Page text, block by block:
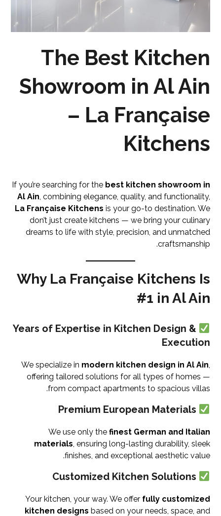
The Best Kitchen
Showroom in Al Ain
– La Française
Kitchens
If you’re searching for the best kitchen showroom in
Al Ain , combining elegance, quality, and functionality,
La Française Kitchens is your go-to destination. We
don’t just create kitchens — we bring your culinary
dreams to life with style, precision, and unmatched
craftsmanship.
Why La Française Kitchens Is
#1 in Al Ain
Years of Expertise in Kitchen Design &
Execution
We specialize in modern kitchen design in Al Ain
offering tailored solutions for all types of homes —
from compact apartments to spacious villas.
We use only the finest German and Italian
materials , ensuring long-lasting durability, sleek
finishes, and exceptional aesthetic value.
Your kitchen, your way. We offer fully customized
kitchen designs based on your needs, space, and